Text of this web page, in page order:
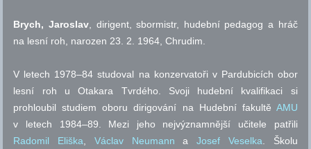
Brych, Jaroslav, dirigent, sbormistr, hudební pedagog a hráč
na lesní roh, narozen 23. 2. 1964, Chrudim.
V letech 1978–84 studoval na konzervatoři v Pardubicích obor
lesní roh u Otakara Tvrdého. Svoji hudební kvalifikaci si
prohloubil studiem oboru dirigování na Hudební fakultě AMU
v letech 1984–89. Mezi jeho nejvýznamnější učitele patřili
Radomil Eliška, Václav Neumann aJosef Veselka. Školu